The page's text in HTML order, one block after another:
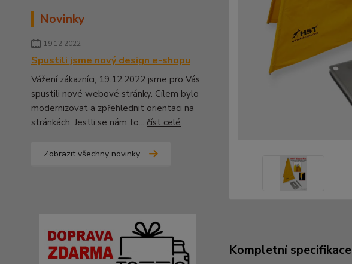
Novinky
19.12.2022
Spustili jsme nový design e-shopu
Vážení zákazníci, 19.12.2022 jsme pro Vás
spustili nové webové stránky. Cílem bylo
modernizovat a zpřehlednit orientaci na
stránkách. Jestli se nám to... číst celé
Zobrazit všechny novinky
Kompletní specifikace